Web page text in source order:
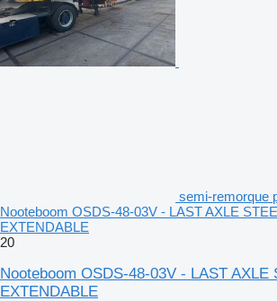
semi-remorque
Nooteboom OSDS-48-03V - LAST AXLE
EXTENDABLE
20
Nooteboom OSDS-48-03V - LAST AXLE
EXTENDABLE